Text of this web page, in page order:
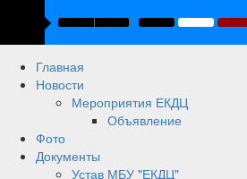
Главная
Новости
Мероприятия ЕКДЦ
Объявление
Фото
Документы
Устав МБУ "ЕКДЦ"